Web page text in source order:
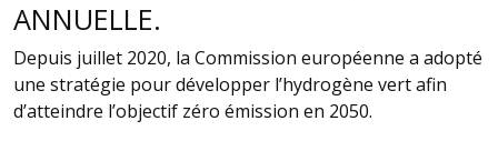
ANNUELLE.
Depuis juillet 2020, la Commission européenne a adopté
une stratégie pour développer l’hydrogène vert afin
d’atteindre l’objectif zéro émission en 2050.